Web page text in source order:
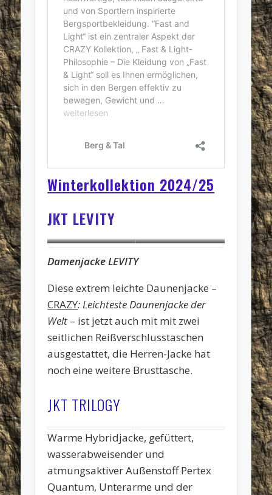
Winterkollektion 2024/25
JKT LEVITY
Damenjacke Herrenjacke
Damenjacke LEVITY
Diese extrem leichte Daunenjacke –
CRAZY: Leichteste Daunenjacke der
Welt – ist jetzt auch mit mit zwei
seitlichen Reißverschlusstaschen
ausgestattet, die Herren-Jacke hat
noch eine weitere Brusttasche.
JKT TRILOGY
Warme Hybridjacke, gefüttert,
wasserabweisender und
atmungsaktiver Außenstoff Pertex
Quantum, Unterarme und der